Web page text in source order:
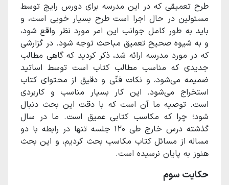
طرح تعمیقی که در این مدرسه برای دورس رایج توسط
مسئولین در حال اجرا است طرح بسیار خوبی است، و
باید به طور کامل جوانب این امر مورد نظر واقع شود،
و به شیوه صحیح تعمیق مباحث توجه شود. در گزارشی
که در مورد مدرسه ارائه شد، ذکر کردید که گاهی مطالب
جدیدی که مناسب مطالب کتاب است توسط اساتید
ضمیمه ‌می‌شود، و نکات فنّی و دقیق از محتوای کتاب
استخراج می‌شود. این کار بسیار مناسب و کاربردی
است. توصیه ما آن است که با دقت این بحث دنبال
شود؛ چرا که مکاسب کتابی عمیق است. ما در سال
گذشته درس خارج طی ۱۲۰ جلسه تنها در رابطه با دو
مساله از مسائل کتاب مکاسب بحث کردیم، و این بحث
هنوز به پایان نرسیده است.
حکایت سوم